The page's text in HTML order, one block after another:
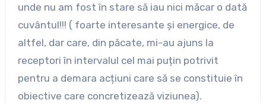
unde nu am fost în stare să iau nici măcar o dată
cuvântul!!! ( foarte interesante și energice, de
altfel, dar care, din păcate, mi-au ajuns la
receptori în intervalul cel mai puțin potrivit
pentru a demara acțiuni care să se constituie în
obiective care concretizează viziunea).